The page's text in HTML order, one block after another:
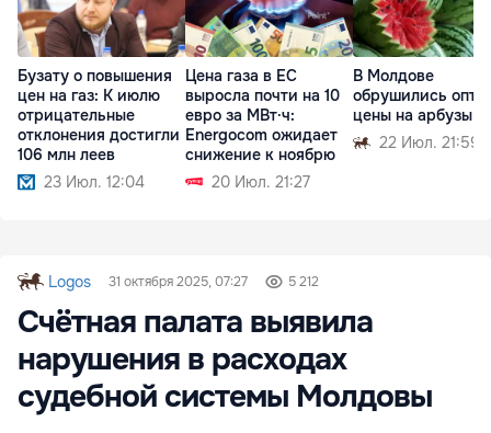
Бузату о повышения
цен на газ: К июлю
отрицательные
отклонения достигли
106 млн леев
23 Июл. 12:04
Цена газа в ЕС
выросла почти на 10
евро за МВт·ч:
Energocom ожидает
снижение к ноябрю
20 Июл. 21:27
В Молдове
обрушились
цены на арбузы
22 Июл. 21:59
Logos 31 октября 2025, 07:27 5 212
Счётная палата выявила
нарушения в расходах
судебной системы Молдовы